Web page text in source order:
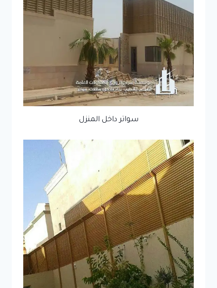
سواتر داخل المنزل